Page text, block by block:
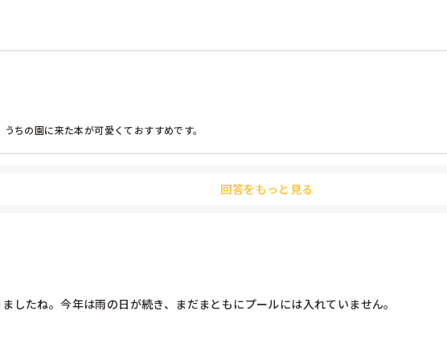
ょうか？
ちの園に来た本が可愛くておすすめです。
を届けに行くお話です。七夕飾りの意味や、織姫と彦星が会えることなどを可愛い絵とともに紹介
回答をもっと見る
したね。今年は雨の日が続き、まだまともにプールには入れていません。